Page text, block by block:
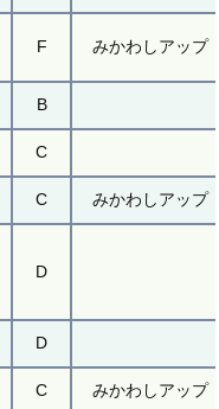
F みかわしアップ
B
C
C みかわしアップ
D
D
C みかわしアップ